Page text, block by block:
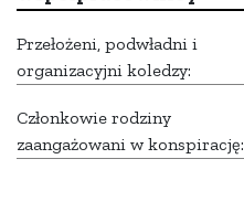
Przełożeni, podwładni i
organizacyjni koledzy:
Członkowie rodziny
zaangażowani w konspirację: